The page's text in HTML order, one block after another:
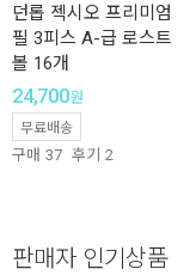
던롭 젝시오 프리미엄
필 3피스 A-급 로스트
볼 16개
24,700원
무료배송
구매 37 후기 2
판매자 인기상품